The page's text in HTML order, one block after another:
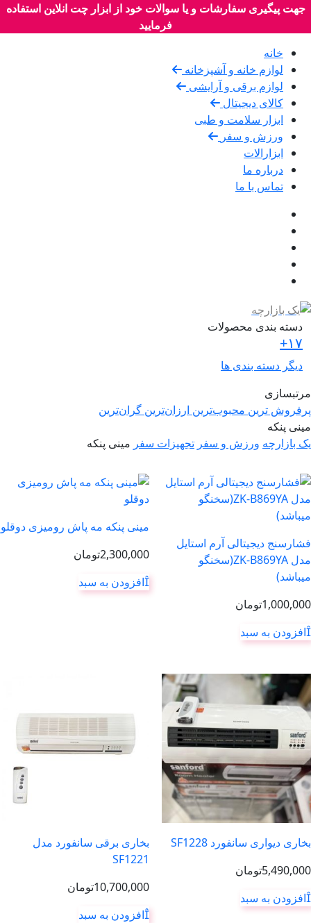
جهت پیگیری سفارشات و یا سوالات خود از ابزار چت انلاین استفاده
فرمایید
خانه
لوازم خانه و آشپزخانه
لوازم برقی و آرایشی
کالای دیجیتال
ابزار سلامت و طبی
ورزش و سفر
ابزارالات
درباره ما
تماس با ما
دسته بندی محصولات
۱۷+
دیگر دسته بندی ها
مرتبسازی
پرفروش ترین محبوب‌ترین ارزان‌ترین گران‌ترین
مینی پنکه
یک بازارچه ورزش و سفر تجهیزات سفر مینی پنکه
فشارسنج دیجیتالی آرم استایل
مدل ZK-B869YA(سخنگو
میباشد)
1,000,000تومان
افزودن به سبد
مینی پنکه مه پاش رومیزی دوقلو
2,300,000تومان
افزودن به سبد
بخاری دیواری سانفورد SF1228
5,490,000تومان
افزودن به سبد
بخاری برقی سانفورد مدل
SF1221
10,700,000تومان
افزودن به سبد